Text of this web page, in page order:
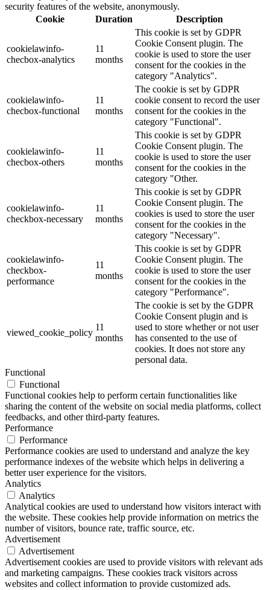
security features of the website, anonymously.
Cookie
Duration Description
cookielawinfo-
checbox-analytics
11
months
This cookie is set by GDPR
Cookie Consent plugin. The
cookie is used to store the user
consent for the cookies in the
category "Analytics".
cookielawinfo-
checbox-functional
11
months
The cookie is set by GDPR
cookie consent to record the user
consent for the cookies in the
category "Functional".
cookielawinfo-
checbox-others
11
months
This cookie is set by GDPR
Cookie Consent plugin. The
cookie is used to store the user
consent for the cookies in the
category "Other.
cookielawinfo-
checkbox-necessary
11
months
This cookie is set by GDPR
Cookie Consent plugin. The
cookies is used to store the user
consent for the cookies in the
category "Necessary".
cookielawinfo-
checkbox-
performance
11
months
This cookie is set by GDPR
Cookie Consent plugin. The
cookie is used to store the user
consent for the cookies in the
category "Performance".
viewed_cookie_policy
11
months
The cookie is set by the GDPR
Cookie Consent plugin and is
used to store whether or not user
has consented to the use of
cookies. It does not store any
personal data.
Functional
Functional
Functional cookies help to perform certain functionalities like
sharing the content of the website on social media platforms, collect
feedbacks, and other third-party features.
Performance
Performance
Performance cookies are used to understand and analyze the key
performance indexes of the website which helps in delivering a
better user experience for the visitors.
Analytics
Analytics
Analytical cookies are used to understand how visitors interact with
the website. These cookies help provide information on metrics the
number of visitors, bounce rate, traffic source, etc.
Advertisement
Advertisement
Advertisement cookies are used to provide visitors with relevant ads
and marketing campaigns. These cookies track visitors across
websites and collect information to provide customized ads.